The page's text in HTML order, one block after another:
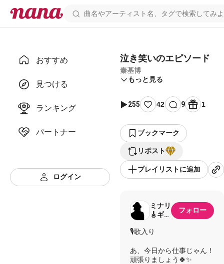
おすすめ
見つける
ランキング
パートナー
ログイン
泣き笑いのエピソード
秦基博
もっと見る
255 42 9 1
ブックマーク
リポスト
プレイリストに追加
ミナリ
🎸ギタ
フォロー
🎙歌入り
あ、今日から仕事じゃん！
頑張りましょう🍀✨